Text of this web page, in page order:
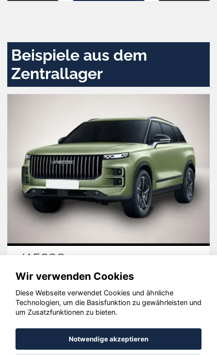
Beispiele aus dem
Zentrallager
JAECOO 7
© konjunkturmotor.de GmbH 2020 - 2026
Wir verwenden Cookies
Diese Webseite verwendet Cookies und ähnliche
Technologien, um die Basisfunktion zu gewährleisten und
um Zusatzfunktionen zu bieten.
Notwendige akzeptieren